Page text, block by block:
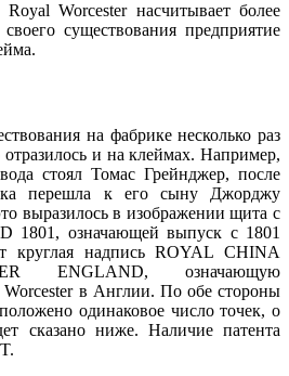
Worcester насчитывает более
существования предприятие
на фабрике несколько раз
и на клеймах. Например,
стоял Томас Грейнджер, после
перешла к его сыну Джорджу
выразилось в изображении щита с
1801, означающей выпуск с 1801
круглая надпись ROYAL CHINA
ENGLAND, означающую
в Англии. По обе стороны
одинаковое число точек, о
сказано ниже. Наличие патента